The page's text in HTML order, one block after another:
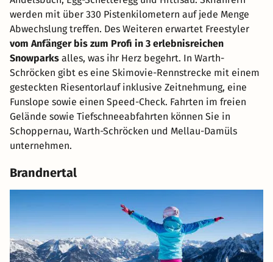
werden mit über 330 Pistenkilometern auf jede Menge
Abwechslung treffen. Des Weiteren erwartet Freestyler
vom Anfänger bis zum Profi in 3 erlebnisreichen
Snowparks alles, was ihr Herz begehrt. In Warth-
Schröcken gibt es eine Skimovie-Rennstrecke mit einem
gesteckten Riesentorlauf inklusive Zeitnehmung, eine
Funslope sowie einen Speed-Check. Fahrten im freien
Gelände sowie Tiefschneeabfahrten können Sie in
Schoppernau, Warth-Schröcken und Mellau-Damüls
unternehmen.
Brandnertal